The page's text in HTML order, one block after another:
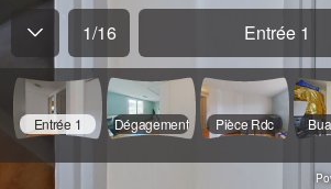
1/16 Entrée 1
Entrée 1 Dégagement Pièce Rdc